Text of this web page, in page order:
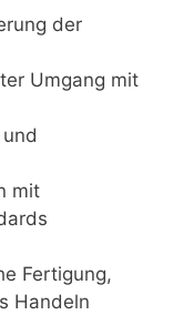
der
Umgang mit
mit
Fertigung,
Handeln